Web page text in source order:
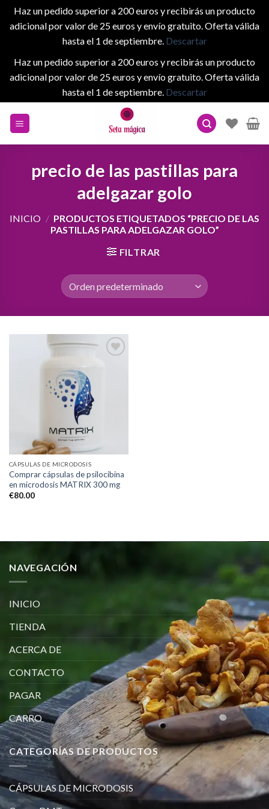
Haz un pedido superior a 200 euros y recibirás un producto
adicional por valor de 25 euros y envío gratuito. Oferta válida
hasta el 1 de septiembre. Descartar
Haz un pedido superior a 200 euros y recibirás un producto
adicional por valor de 25 euros y envío gratuito. Oferta válida
hasta el 1 de septiembre. Descartar
precio de las pastillas para
adelgazar golo
INICIO / PRODUCTOS ETIQUETADOS “PRECIO DE LAS
PASTILLAS PARA ADELGAZAR GOLO”
FILTRAR
CÁPSULAS DE MICRODOSIS
Comprar cápsulas de psilocibina
en microdosis MATRIX 300 mg
€80.00
NAVEGACIÓN
INICIO
TIENDA
ACERCA DE
CONTACTO
PAGAR
CARRO
CATEGORÍAS DE PRODUCTOS
CÁPSULAS DE MICRODOSIS